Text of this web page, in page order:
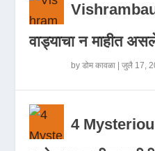
वाड्याचा न माहीत
byडोम कावळा |जुलै 17,
4